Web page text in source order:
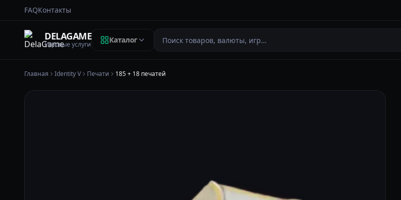
FAQКонтакты
DELAGAME
Игровые услуги Каталог Поиск
Главная Identity V Печати 185 + 18 печатей